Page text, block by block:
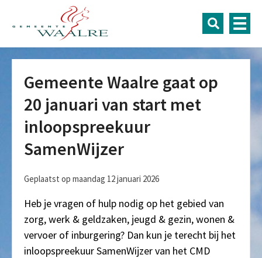
Gemeente Waalre gaat op
20 januari van start met
inloopspreekuur
SamenWijzer
Geplaatst op maandag 12 januari 2026
Heb je vragen of hulp nodig op het gebied van
zorg, werk & geldzaken, jeugd & gezin, wonen &
vervoer of inburgering? Dan kun je terecht bij het
inloopspreekuur SamenWijzer van het CMD